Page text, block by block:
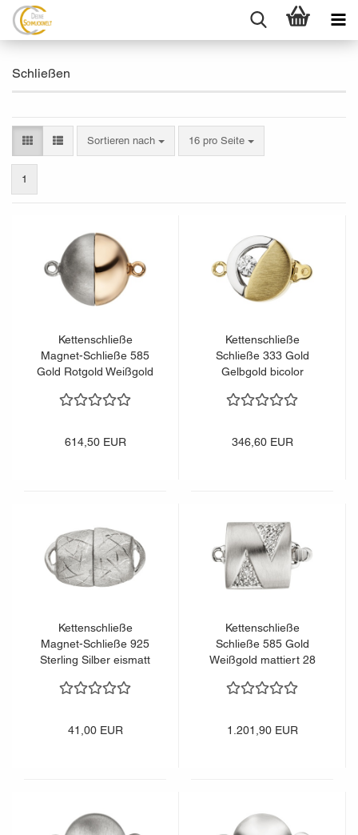
Schließen
Sortieren nach
Sortieren nach 16 pro Seite
pro Seite
1
Kettenschließe
Magnet-Schließe 585
Gold Rotgold Weißgold
614,50 EUR
Kettenschließe
Schließe 333 Gold
Gelbgold bicolor
346,60 EUR
Kettenschließe
Magnet-Schließe 925
Sterling Silber eismatt
41,00 EUR
Kettenschließe
Schließe 585 Gold
Weißgold mattiert 28
1.201,90 EUR